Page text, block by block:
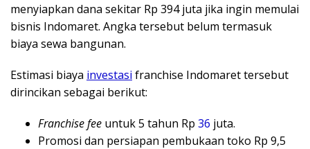
menyiapkan dana sekitar Rp 394 juta jika ingin memulai
bisnis Indomaret. Angka tersebut belum termasuk
biaya sewa bangunan.
Estimasi biaya investasi franchise Indomaret tersebut
dirincikan sebagai berikut:
Franchise fee untuk 5 tahun Rp 36 juta.
Promosi dan persiapan pembukaan toko Rp 9,5